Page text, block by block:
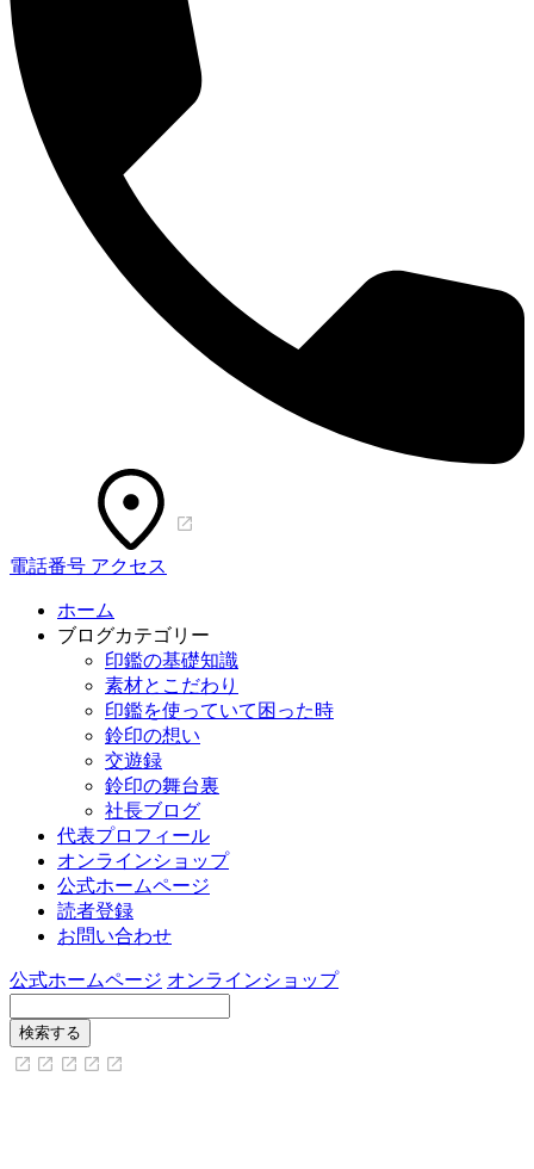
電話番号 アクセス
ホーム
ブログカテゴリー
印鑑の基礎知識
素材とこだわり
印鑑を使っていて困った時
鈴印の想い
交遊録
鈴印の舞台裏
社長ブログ
代表プロフィール
オンラインショップ
公式ホームページ
読者登録
お問い合わせ
公式ホームページ オンラインショップ